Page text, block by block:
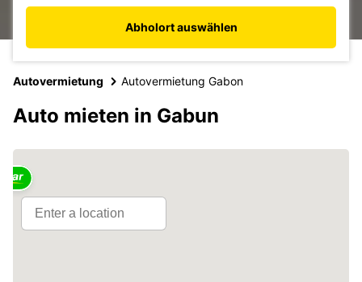
Abholort auswählen
Autovermietung Autovermietung Gabon
Auto mieten in Gabun